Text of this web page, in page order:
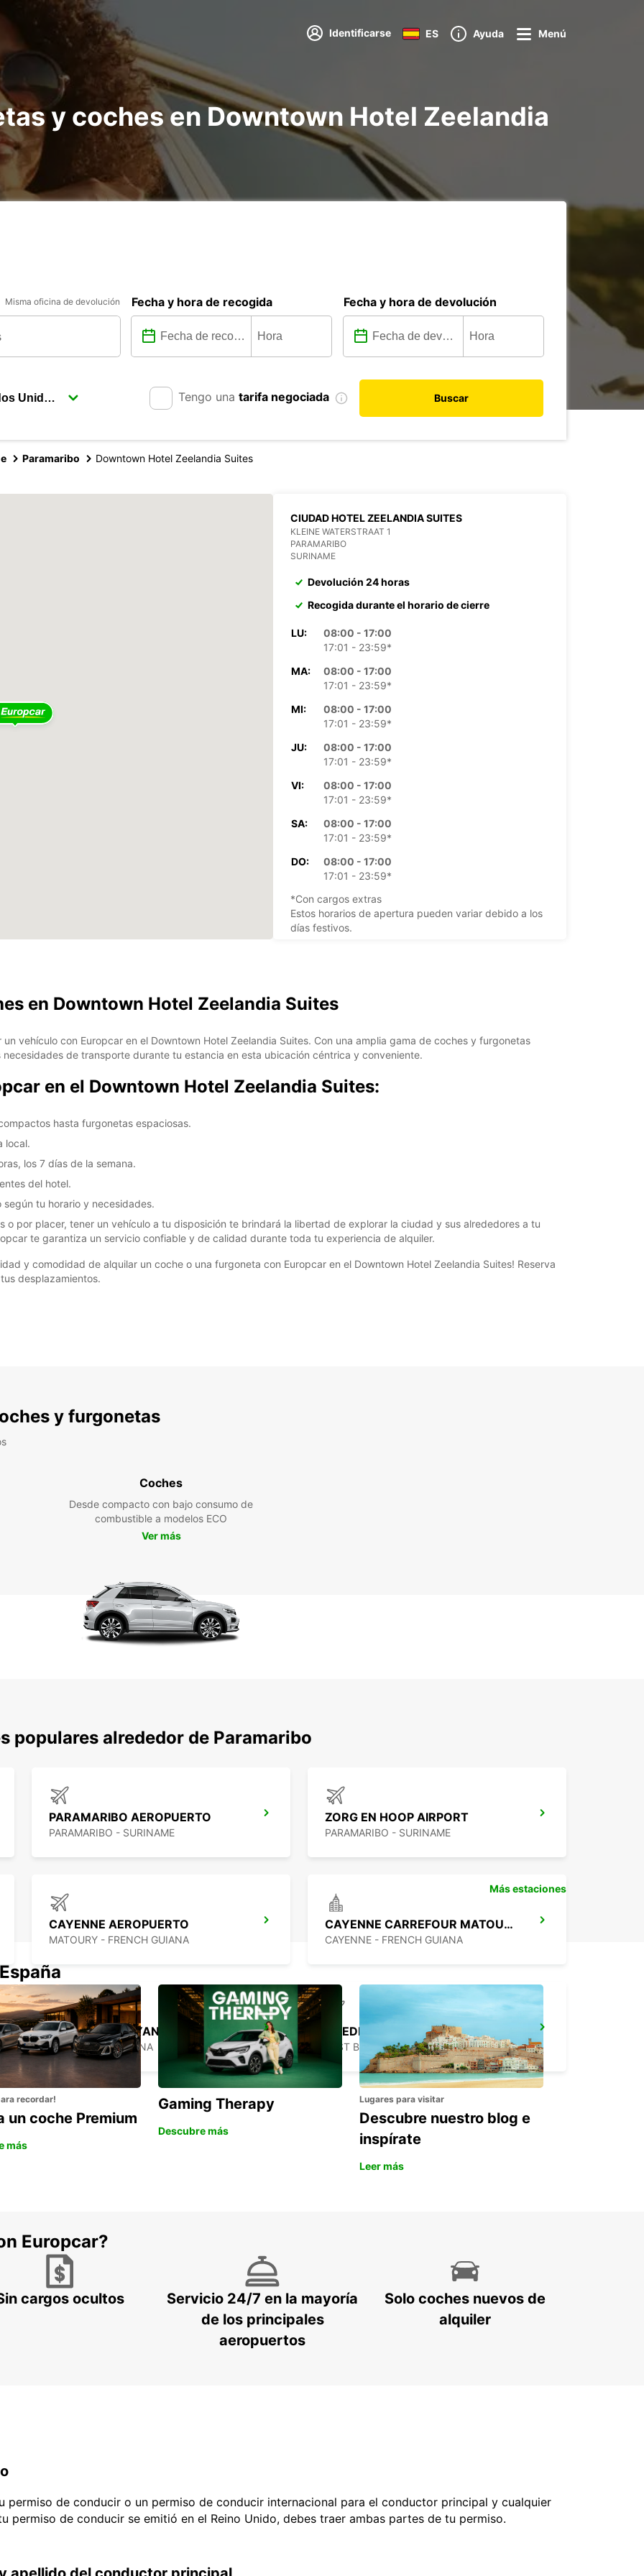
Identificarse ES Ayuda Menú
y coches en Downtown Hotel Zeelandia
Misma oficina de devolución Fecha y hora de recogida Fecha y hora de devolución
Tengo una tarifa negociada Buscar
Paramaribo Downtown Hotel Zeelandia Suites
CIUDAD HOTEL ZEELANDIA SUITES
KLEINE WATERSTRAAT 1
PARAMARIBO
SURINAME
Devolución 24 horas
Recogida durante el horario de cierre
LU:
08:00 - 17:00
17:01 - 23:59*
MA:
08:00 - 17:00
17:01 - 23:59*
MI:
08:00 - 17:00
17:01 - 23:59*
JU:
08:00 - 17:00
17:01 - 23:59*
VI:
08:00 - 17:00
17:01 - 23:59*
SA:
08:00 - 17:00
17:01 - 23:59*
DO:
08:00 - 17:00
17:01 - 23:59*
*Con cargos extras
Estos horarios de apertura pueden variar debido a los
días festivos.
Cómo llegar
en Downtown Hotel Zeelandia Suites
vehículo con Europcar en el Downtown Hotel Zeelandia Suites. Con una amplia gama de coches y furgonetas
de transporte durante tu estancia en esta ubicación céntrica y conveniente.
en el Downtown Hotel Zeelandia Suites:
hasta furgonetas espaciosas.
local.
los 7 días de la semana.
del hotel.
tu horario y necesidades.
o por placer, tener un vehículo a tu disposición te brindará la libertad de explorar la ciudad y sus alrededores a tu
te garantiza un servicio confiable y de calidad durante toda tu experiencia de alquiler.
y comodidad de alquilar un coche o una furgoneta con Europcar en el Downtown Hotel Zeelandia Suites! Reserva
desplazamientos.
y furgonetas
Coches
Desde compacto con bajo consumo de
combustible a modelos ECO
Ver más
populares alrededor de Paramaribo
PARAMARIBO AEROPUERTO
PARAMARIBO - SURINAME
ZORG EN HOOP AIRPORT
PARAMARIBO - SURINAME
CAYENNE AEROPUERTO
MATOURY - FRENCH GUIANA
CAYENNE CARREFOUR MATOURY
CAYENNE - FRENCH GUIANA
EUROPCAR GUYANA CITY STATION
DEMERARA - GUYANA EAST BANK DEMERARA - GUYANA
Más estaciones
recordar!
un coche Premium
más
Gaming Therapy
Descubre más
Lugares para visitar
Descubre nuestro blog e
inspírate
Leer más
Europcar?
cargos ocultos
Servicio 24/7 en la mayoría
de los principales
aeropuertos
Solo coches nuevos de
alquiler
permiso de conducir o un permiso de conducir internacional para el conductor principal y cualquier
permiso de conducir se emitió en el Reino Unido, debes traer ambas partes de tu permiso.